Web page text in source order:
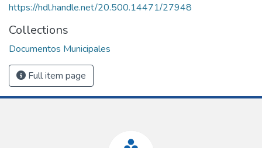
https://hdl.handle.net/20.500.14471/27948
Collections
Documentos Municipales
Full item page